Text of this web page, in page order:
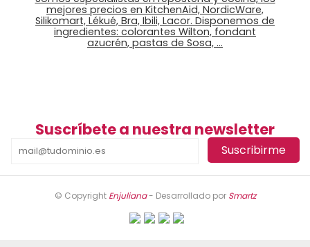
mejores precios en KitchenAid, NordicWare,
Silikomart, Lékué, Bra, Ibili, Lacor. Disponemos de
ingredientes: colorantes Wilton, fondant
azucrén, pastas de Sosa, …
Suscríbete a nuestra newsletter
© Copyright Enjuliana- Desarrollado por Smartz